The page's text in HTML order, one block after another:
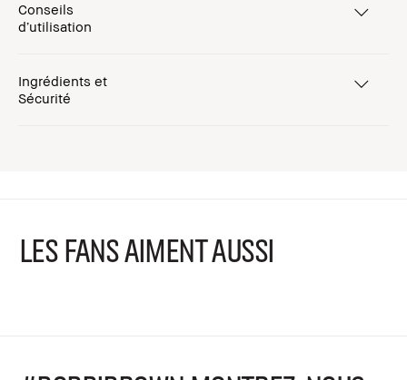
Conseils
d’utilisation
Ingrédients et
Sécurité
LES FANS AIMENT AUSSI